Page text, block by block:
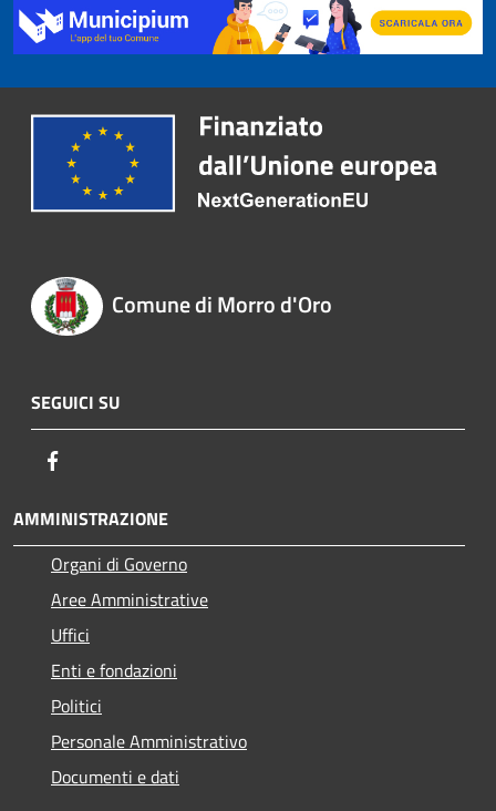
Comune di Morro d'Oro
SEGUICI SU
AMMINISTRAZIONE
Organi di Governo
Aree Amministrative
Uffici
Enti e fondazioni
Politici
Personale Amministrativo
Documenti e dati